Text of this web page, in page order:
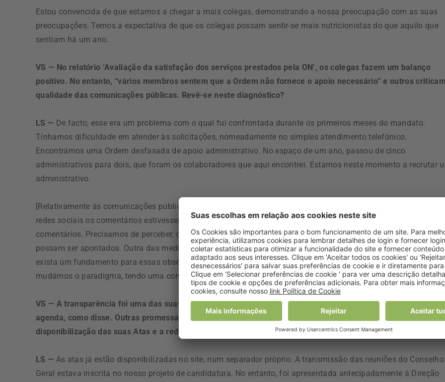
Estou convencida de que estamos a chegar a mais colegas, demonstrando a nossa preocupação com as suas
preocupações. Temos a expectativa de que os colegas possam sentir-se mais nutricionistas do que aquilo que
sentiam há um ano.
VS — No relatório ‘Avaliação da satisfação dos serviços prestados pela ON’, os colegas fazem um balanço
positivo. No entanto, “vários membros sentem que a Ordem não fornece o apoio necessário” e outros
qualidade das comunicações públicas. Revê-se neste diagnóstico?
LS — De facto, esse era um problema com o qual fui confrontada durante os primeiros meses do mandato.
Tínhamos dificuldade em atender às solicitações, nomeadamente no simples atendimento telefónico.
Encontrámos uma Ordem desfasada de apoio administrativo. No espaço de um ano, passou de cinco
administrativos para dois, que foram os colaboradores que aqui encontrei. Estamos neste momento a recrutar
administrativo.
[Relativamente às comunicações públicas], mudámos o rosto da Ordem. Uma das práticas nesta casa era que
redes sociais os comentários estivessem vedados, pelo que foi uma das primeiras indicações que dei: abrir os
comentários. Precisamos de perceber, do ponto de vista construtivo, quais são as críticas e elogios que nos
possam ser apontados. Outra das medidas que implementamos foi a agenda pública da bastonária. Acredito
exista um fundamento para essas observações, mas honestamente não consigo enquadrá-las, porque sinto que
mudámos o paradigma, tendo uma comunicação mais aberta.
VS — A transparência foi uma das suas bandeiras em campanha. No imediato, foi rápida a disponibilizar a
agenda, como disse. Outras promessas, como a transmissão das reuniões do Conselho Geral, a
disponibilização das suas Atas e a redefinição dos valores de quotas, estão para breve?
LS — As atas já estão disponibilizadas no site, num separador próprio. A transmissão das reuniões do Conselho
Geral estava inscrita no nosso projeto de candidatura. No entanto, foi apresentada antecipadamente à Direção